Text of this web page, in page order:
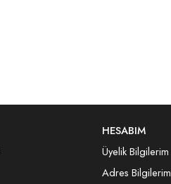
HESABIM
Üyelik Bilgilerim
Adres Bilgilerim